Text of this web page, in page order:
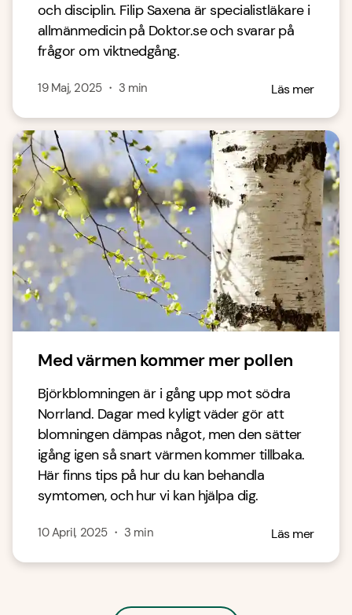
och disciplin. Filip Saxena är specialistläkare i
allmänmedicin på Doktor.se och svarar på
frågor om viktnedgång.
19 Maj, 2025・ 3 min Läs mer
Med värmen kommer mer pollen
Björkblomningen är i gång upp mot södra
Norrland. Dagar med kyligt väder gör att
blomningen dämpas något, men den sätter
igång igen så snart värmen kommer tillbaka.
Här finns tips på hur du kan behandla
symtomen, och hur vi kan hjälpa dig.
10 April, 2025・ 3 min Läs mer